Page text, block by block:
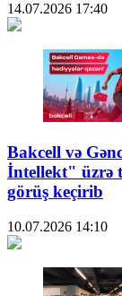
14.07.2026 17:40
Bakcell və
İntellekt" üzrə
görüş keçirib
10.07.2026 14:10